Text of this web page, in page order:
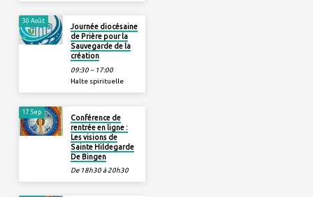
30 Août
Journée diocésaine
de Prière pour la
Sauvegarde de la
création
09:30 – 17:00
Halte spirituelle
17 Sep
Conférence de
rentrée en ligne :
Les visions de
Sainte Hildegarde
De Bingen
De 18h30 à 20h30